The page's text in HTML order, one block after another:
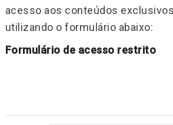
acesso aos conteúdos
utilizando o formulário abaixo:
Formulário de acesso restrito